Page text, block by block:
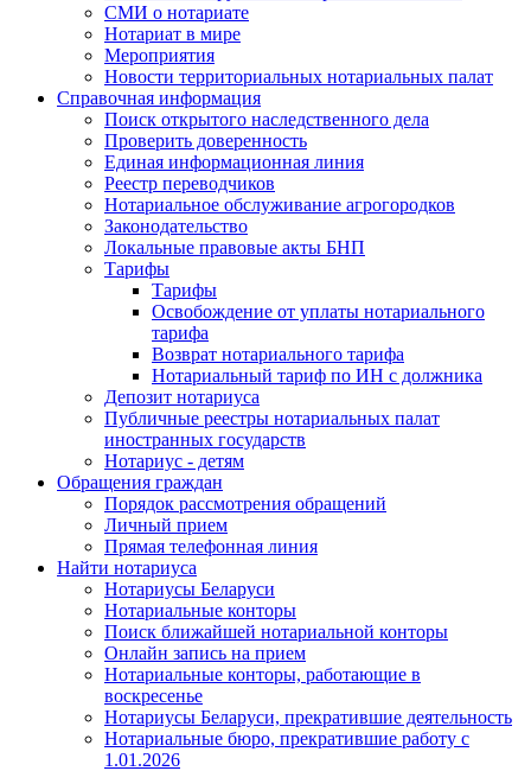
СМИ о нотариате
Нотариат в мире
Мероприятия
Новости территориальных нотариальных палат
Справочная информация
Поиск открытого наследственного дела
Проверить доверенность
Единая информационная линия
Реестр переводчиков
Нотариальное обслуживание агрогородков
Законодательство
Локальные правовые акты БНП
Тарифы
Тарифы
Освобождение от уплаты нотариального
тарифа
Возврат нотариального тарифа
Нотариальный тариф по ИН с должника
Депозит нотариуса
Публичные реестры нотариальных палат
иностранных государств
Нотариус - детям
Обращения граждан
Порядок рассмотрения обращений
Личный прием
Прямая телефонная линия
Найти нотариуса
Нотариусы Беларуси
Нотариальные конторы
Поиск ближайшей нотариальной конторы
Онлайн запись на прием
Нотариальные конторы, работающие в
воскресенье
Нотариусы Беларуси, прекратившие деятельность
Нотариальные бюро, прекратившие работу с
1.01.2026